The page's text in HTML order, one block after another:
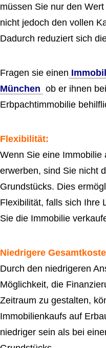
müssen Sie nur den
nicht jedoch den vollen
Dadurch reduziert sich
Fragen sie einen
München ob er ihnen
Erbpachtimmobilie
Flexibilität:
Wenn Sie eine Immobilie
erwerben, sind Sie nicht
Grundstücks. Dies
Flexibilität, falls sich Ihre
Sie die Immobilie
Niedrigere
Durch den niedrigeren
Möglichkeit, die
Zeitraum zu gestalten,
Immobilienkaufs auf
niedriger sein als bei